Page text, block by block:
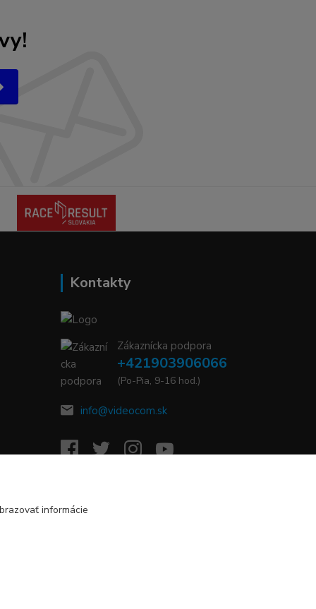
Kontakty
Zákaznícka podpora
+421903906066
(Po-Pia, 9-16 hod.)
info@videocom.sk
informácie